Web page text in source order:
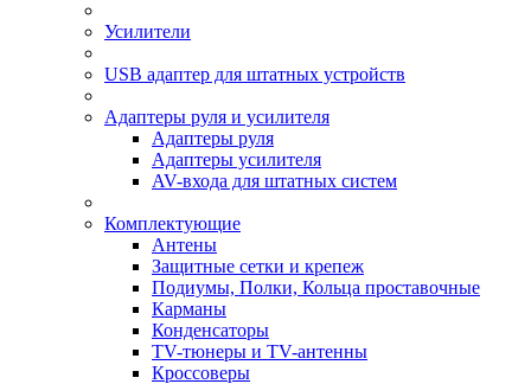
Усилители
USB адаптер для штатных устройств
Адаптеры руля и усилителя
Адаптеры руля
Адаптеры усилителя
AV-входа для штатных систем
Комплектующие
Антены
Защитные сетки и крепеж
Подиумы, Полки, Кольца проставочные
Карманы
Конденсаторы
TV-тюнеры и TV-антенны
Кроссоверы